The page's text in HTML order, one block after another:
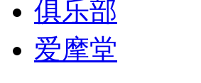
俱乐部
爱摩堂